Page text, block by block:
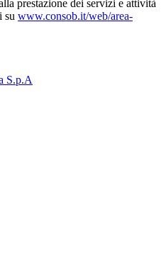
prestazione dei servizi e attività
su www.consob.it/web/area-
S.p.A